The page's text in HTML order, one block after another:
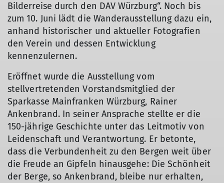
© DAV Würzburg
Bilderreise durch den DAV Würzburg“. Noch bis
zum 10. Juni lädt die Wanderausstellung dazu ein,
anhand historischer und aktueller Fotografien
den Verein und dessen Entwicklung
kennenzulernen.
Eröffnet wurde die Ausstellung vom
stellvertretenden Vorstandsmitglied der
Sparkasse Mainfranken Würzburg, Rainer
Ankenbrand. In seiner Ansprache stellte er die
150-jährige Geschichte unter das Leitmotiv von
Leidenschaft und Verantwortung. Er betonte,
dass die Verbundenheit zu den Bergen weit über
die Freude an Gipfeln hinausgehe: Die Schönheit
der Berge, so Ankenbrand, bleibe nur erhalten,